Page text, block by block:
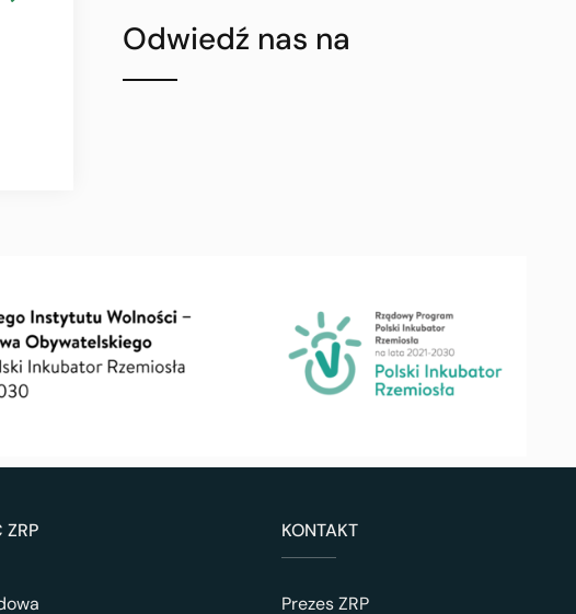
Odwiedź nas na
ZRP KONTAKT
Prezes ZRP